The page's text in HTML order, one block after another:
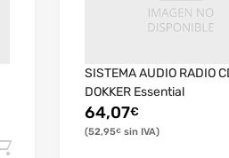
SISTEMA AUDIO RADIO
DOKKER Essential
64,07€
52,95€